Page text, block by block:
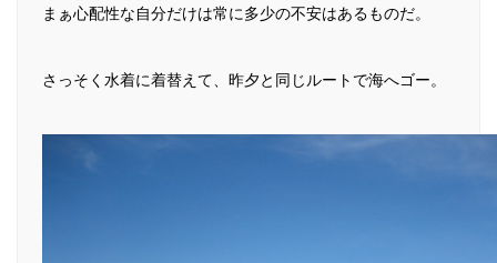
まぁ心配性な自分だけは常に多少の不安はあるものだ。
さっそく水着に着替えて、昨夕と同じルートで海へゴー。